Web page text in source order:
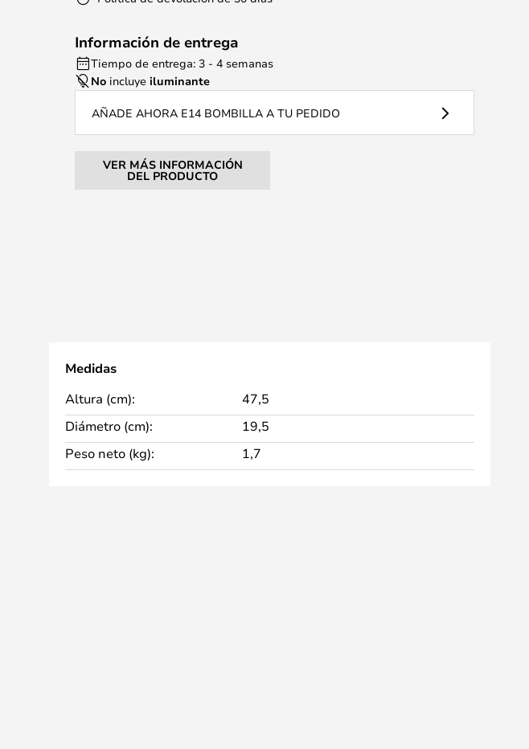
Información de entrega
Tiempo de entrega: 3 - 4 semanas
No incluyeiluminante
AÑADE AHORA E14 BOMBILLA A TU PEDIDO
VER MÁS INFORMACIÓN
DEL PRODUCTO
Medidas
Altura (cm):
47,5
Diámetro (cm):
19,5
Peso neto (kg):
1,7